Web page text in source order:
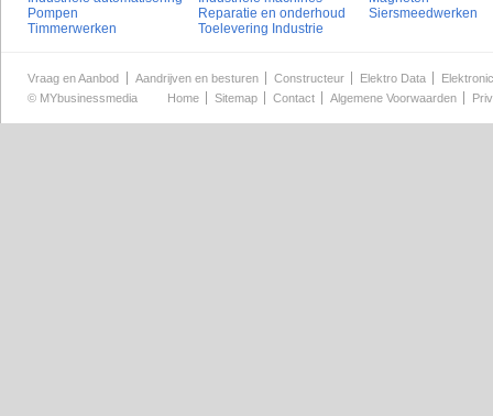
Pompen
Reparatie en onderhoud
Siersmeedwerken
Timmerwerken
Toelevering Industrie
Vraag en Aanbod Aandrijven en besturen Constructeur Elektro Data
© MYbusinessmedia Home Sitemap Contact Algemene Voorwaarden